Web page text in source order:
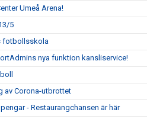
Umeå Arena!
5
fotbollsskola
nya funktion kansliservice!
av Corona-utbrottet
- Restaurangchansen är här